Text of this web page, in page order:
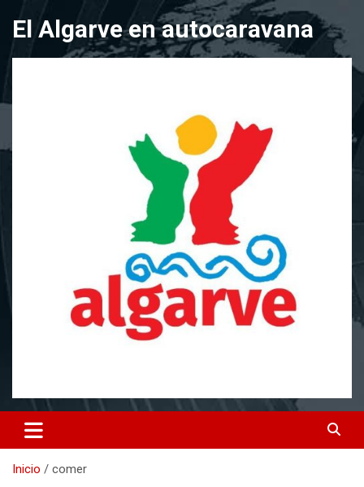
contenido
El Algarve en autocaravana
Inicio comer